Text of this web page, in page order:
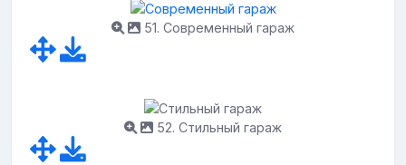
51. Современный гараж
52. Стильный гараж